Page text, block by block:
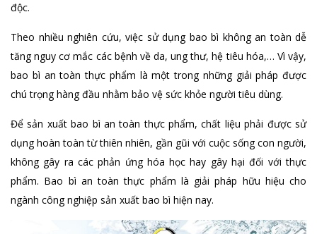
độc.
Theo nhiều nghiên cứu, việc sử dụng bao bì không an toàn dễ
tăng nguy cơ mắc các bệnh về da, ung thư, hệ tiêu hóa,… Vì vậy,
bao bì an toàn thực phẩm là một trong những giải pháp được
chú trọng hàng đầu nhằm bảo vệ sức khỏe người tiêu dùng.
Để sản xuất bao bì an toàn thực phẩm, chất liệu phải được sử
dụng hoàn toàn từ thiên nhiên, gần gũi với cuộc sống con người,
không gây ra các phản ứng hóa học hay gây hại đối với thực
phẩm. Bao bì an toàn thực phẩm là giải pháp hữu hiệu cho
ngành công nghiệp sản xuất bao bì hiện nay.